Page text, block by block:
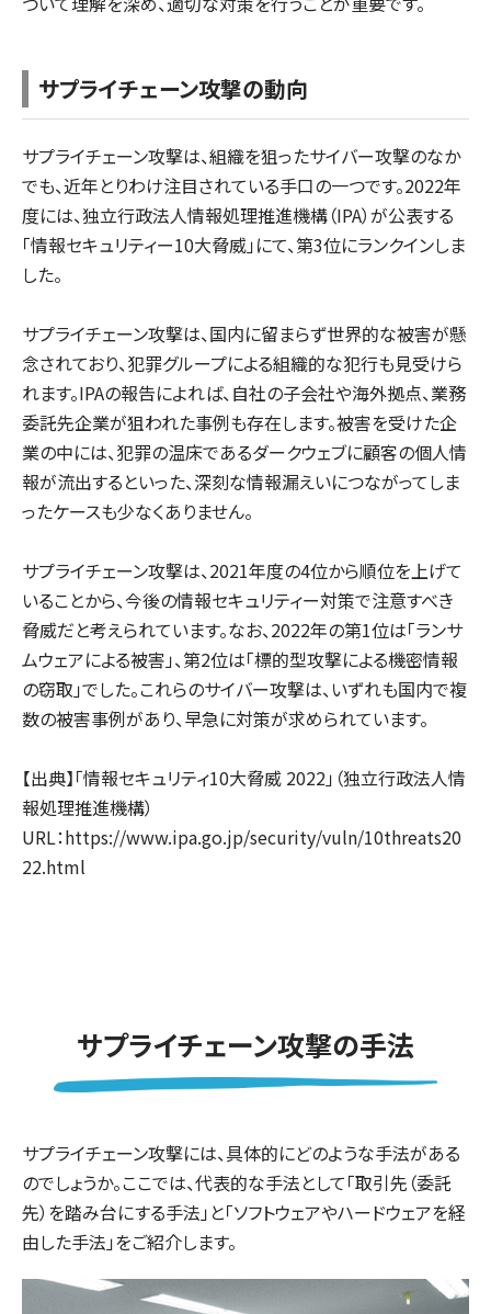
サプライチェーン攻撃の動向
サプライチェーン攻撃は、組織を狙ったサイバー攻撃のなか
でも、近年とりわけ注目されている手口の一つです。2022年
度には、独立行政法人情報処理推進機構（IPA）が公表する
「情報セキュリティー10大脅威」にて、第3位にランクインしま
した。
サプライチェーン攻撃は、国内に留まらず世界的な被害が懸
念されており、犯罪グループによる組織的な犯行も見受けら
れます。IPAの報告によれば、自社の子会社や海外拠点、業務
委託先企業が狙われた事例も存在します。被害を受けた企
業の中には、犯罪の温床であるダークウェブに顧客の個人情
報が流出するといった、深刻な情報漏えいにつながってしま
ったケースも少なくありません。
サプライチェーン攻撃は、2021年度の4位から順位を上げて
いることから、今後の情報セキュリティー対策で注意すべき
脅威だと考えられています。なお、2022年の第1位は「ランサ
ムウェアによる被害」、第2位は「標的型攻撃による機密情報
の窃取」でした。これらのサイバー攻撃は、いずれも国内で複
数の被害事例があり、早急に対策が求められています。
【出典】「情報セキュリティ10大脅威 2022」（独立行政法人情
報処理推進機構）
URL：https://www.ipa.go.jp/security/vuln/10threats20
22.html
サプライチェーン攻撃の手法
サプライチェーン攻撃には、具体的にどのような手法がある
のでしょうか。ここでは、代表的な手法として「取引先（委託
先）を踏み台にする手法」と「ソフトウェアやハードウェアを経
由した手法」をご紹介します。